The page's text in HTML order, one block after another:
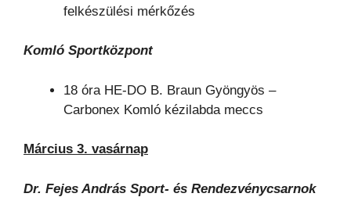
felkészülési mérkőzés
Komló Sportközpont
18 óra HE-DO B. Braun Gyöngyös –
Carbonex Komló kézilabda meccs
Március 3. vasárnap
Dr. Fejes András Sport- és Rendezvénycsarnok